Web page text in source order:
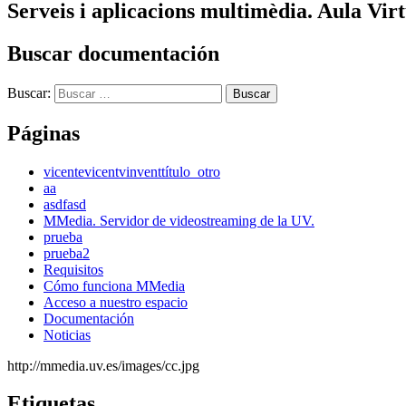
Serveis i aplicacions multimèdia. Aula
Buscar documentación
Buscar:
Páginas
vicentevicentvinventtítulo_otro
aa
asdfasd
MMedia. Servidor de videostreaming de la UV.
prueba
prueba2
Requisitos
Cómo funciona MMedia
Acceso a nuestro espacio
Documentación
Noticias
http://mmedia.uv.es/images/cc.jpg